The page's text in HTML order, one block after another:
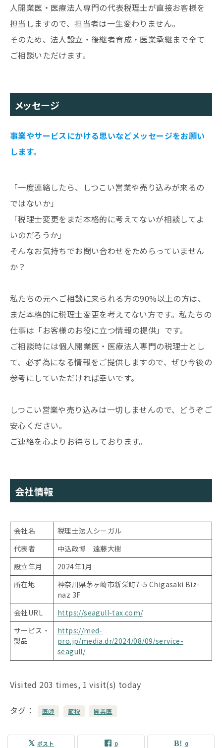
人開業医・医療法人専門の代表税理士が直接お客様を
担当しますので、担当者は一生変わりません。
そのため、法人設立・後継者育成・医業承継まで全て
ご相談いただけます。
メッセージ
事業やサービスにかける思いなどメッセージをお願い
します。
「一度連絡したら、しつこい営業や売り込みが来るの
ではないか」
「税理士変更をまだ本格的に考えてないが相談してよ
いのだろうか」
そんなお気持ちでお問い合わせをためらっていません
か？
私たちの元へご相談に来られる方の90%以上の方は、
まだ本格的に税理士変更を考えてない方です。私たちの
仕事は「お客様のお役に立つ情報の提供」です。
ご相談時には個人開業医・医療法人専門の税理士とし
て、必ず為になる情報をご提供しますので、ぜひ今後の
参考にしていただければ幸いです。
しつこい営業や売り込みは一切しませんので、どうぞご
安心ください。
ご連絡を心よりお待ちしております。
会社情報
会社名
税理士法人シーガル
代表者
中込政博 遠藤大樹
設立年月
2024年1月
所在地
神奈川県茅ヶ崎市新栄町7-5 Chigasaki Biz-
naz 3F
会社URL
https://seagull-tax.com/
サービス・
製品
https://med-
pro.jp/media.dr/2024/08/09/service-
seagull/
Visited 203 times, 1 visit(s) today
タグ 医師 節税 開業医
ポスト 0 0